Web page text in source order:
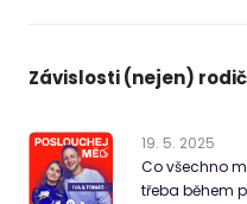
Závislosti (nejen)
19. 5. 2025
Co všechno
třeba během